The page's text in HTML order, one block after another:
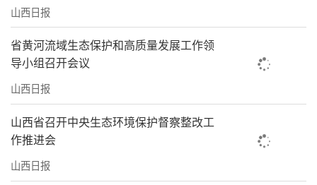
山西日报
省黄河流域生态保护和高质量发展工作领
导小组召开会议
山西日报
山西省召开中央生态环境保护督察整改工
作推进会
山西日报